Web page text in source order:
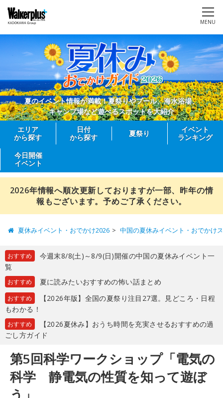
MENU
夏のイベント情報が満載！夏祭りやプール、海水浴場、
キャンプ場など遊べるスポットを大紹介
エリア
から探す
日付
から探す
夏祭り
イベント
ランキング
今日開催
イベント
2026年情報へ順次更新しておりますが一部、昨年の情
報もございます。予めご了承ください。
夏休みイベント・おでかけ2026 中国の夏休みイベント・おでかけ
おすすめ
今週末8/8(土)～8/9(日)開催の中国の夏休みイベント一
覧
おすすめ 夏に読みたいおすすめの怖い話まとめ
おすすめ
【2026年版】全国の夏祭り注目27選。見どころ・日程
もわかる！
おすすめ
【2026夏休み】おうち時間を充実させるおすすめの過
ごし方ガイド
第5回科学ワークショップ「電気の
科学 静電気の性質を知って遊ぼ
う」